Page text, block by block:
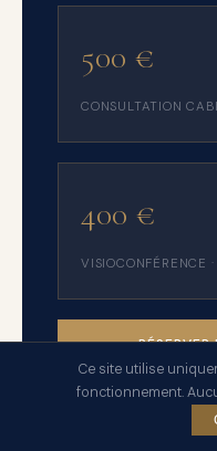
500 €
CONSULTATION
400 €
VISIOCONFÉRENCE ·
📍 7 rue
Ce site utilise
fonctionnement.